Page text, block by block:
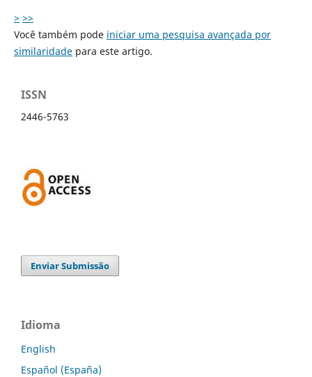
> >>
Você também pode iniciar uma pesquisa avançada por
similaridadepara este artigo.
ISSN
2446-5763
Enviar Submissão
Idioma
English
Español (España)